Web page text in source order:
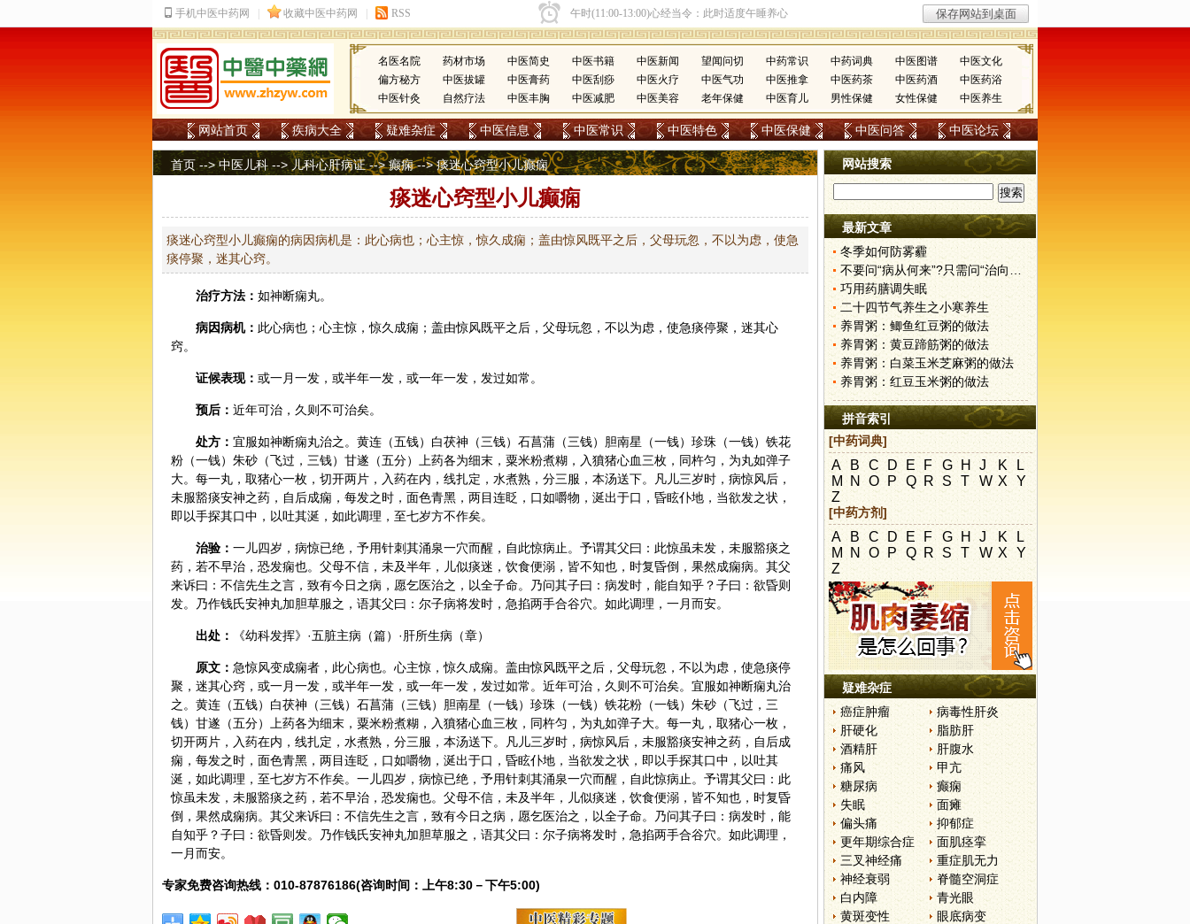
名医名院 药材市场 中医简史 中医书籍 中医新闻 望闻问切 中药常识 中药词典 中医图谱
中医文化
偏方秘方
中医拔罐 中医膏药 中医刮痧 中医火疗 中医气功 中医推拿 中医药茶 中医药酒
中医药浴
中医针灸
自然疗法 中医丰胸 中医减肥 中医美容 老年保健 中医育儿 男性保健 女性保健 中医养生
网站首页 疾病大全 疑难杂症 中医信息 中医常识 中医特色 中医保健 中医问答 中医论坛
首页 -->中医儿科 -->儿科心肝病证-->癫痫--> 痰迷心窍型小儿癫痫
痰迷心窍型小儿癫痫
痰迷心窍型小儿癫痫的病因病机是：此心病也；心主惊，惊久成痫；盖由惊风既平之后，父母玩忽，不以为虑，使急
痰停聚，迷其心窍。
治疗方法： 如神断痫丸。
病因病机： 此心病也；心主惊，惊久成痫；盖由惊风既平之后，父母玩忽，不以为虑，使急痰停聚，迷其心
窍。
证候表现： 或一月一发，或半年一发，或一年一发，发过如常。
预后： 近年可治，久则不可治矣。
处方： 宜服如神断痫丸治之。 黄连 （五钱）白茯神（三钱） 石菖蒲 （三钱）胆南星（一钱） 珍珠 （一钱）铁花
粉（一钱） 朱砂 （飞过，三钱） 甘遂 （五分）上药各为细末，粟米粉煮糊，入獖猪心血三枚，同杵匀，为丸如弹子
大。每一丸，取猪心一枚，切开两片，入药在内，线扎定，水煮熟，分三服，本汤送下。凡儿三岁时，病惊风后，
未服豁痰安神之药，自后成痫，每发之时，面色青黑，两目连眨，口如嚼物，涎出于口，昏眩仆地，当欲发之状，
即以手探其口中，以吐其涎，如此调理，至七岁方不作矣。
治验： 一儿四岁，病惊已绝，予用针刺其涌泉一穴而醒，自此惊病止。予谓其父曰：此惊虽未发，未服豁痰之
药，若不早治，恐发痫也。父母不信，未及半年，儿似痰迷，饮食便溺，皆不知也，时复昏倒，果然成痫病。其父
来诉曰：不信先生之言，致有今日之病，愿乞医治之，以全子命。乃问其子曰：病发时，能自知乎？子曰：欲昏则
发。乃作钱氏安神丸加胆草服之，语其父曰：尔子病将发时，急掐两手合谷穴。如此调理，一月而安。
出处： 《幼科发挥》·五脏主病（篇）·肝所生病（章）
原文： 急惊风变成痫者，此心病也。心主惊，惊久成痫。盖由惊风既平之后，父母玩忽，不以为虑，使急痰停
聚，迷其心窍，或一月一发，或半年一发，或一年一发，发过如常。近年可治，久则不可治矣。宜服如神断痫丸治
之。黄连（五钱）白茯神（三钱）石菖蒲（三钱）胆南星（一钱）珍珠（一钱）铁花粉（一钱）朱砂（飞过，三
钱）甘遂（五分）上药各为细末，粟米粉煮糊，入獖猪心血三枚，同杵匀，为丸如弹子大。每一丸，取猪心一枚，
切开两片，入药在内，线扎定，水煮熟，分三服，本汤送下。凡儿三岁时，病惊风后，未服豁痰安神之药，自后成
痫，每发之时，面色青黑，两目连眨，口如嚼物，涎出于口，昏眩仆地，当欲发之状，即以手探其口中，以吐其
涎，如此调理，至七岁方不作矣。一儿四岁，病惊已绝，予用针刺其涌泉一穴而醒，自此惊病止。予谓其父曰：此
惊虽未发，未服豁痰之药，若不早治，恐发痫也。父母不信，未及半年，儿似痰迷，饮食便溺，皆不知也，时复昏
倒，果然成痫病。其父来诉曰：不信先生之言，致有今日之病，愿乞医治之，以全子命。乃问其子曰：病发时，能
自知乎？子曰：欲昏则发。乃作钱氏安神丸加胆草服之，语其父曰：尔子病将发时，急掐两手合谷穴。如此调理，
一月而安。
专家免费咨询热线：010-87876186(咨询时间：上午8:30－下午5:00)
网站搜索
最新文章
冬季如何防雾霾
不要问“病从何来”?只需问“治向何去”?
巧用药膳调失眠
二十四节气养生之小寒养生
养胃粥：鲫鱼红豆粥的做法
养胃粥：黄豆蹄筋粥的做法
养胃粥：白菜玉米芝麻粥的做法
养胃粥：红豆玉米粥的做法
拼音索引
[中药词典]
A B C D E F G H J K
L
M N O P Q R S T W X
Y
Z
[中药方剂]
A B C D E F G H J K
L
M N O P Q R S T W X
Y
Z
疑难杂症
癌症肿瘤
病毒性肝炎
肝硬化
脂肪肝
酒精肝
肝腹水
痛风
甲亢
糖尿病
癫痫
失眠
面瘫
偏头痛
抑郁症
更年期综合症
面肌痉挛
三叉神经痛
重症肌无力
神经衰弱
脊髓空洞症
白内障
青光眼
黄斑变性
眼底病变